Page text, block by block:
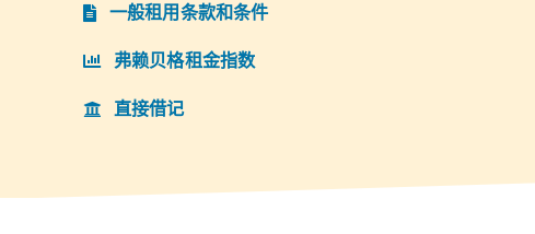
一般租用条款和条件
弗赖贝格租金指数
直接借记